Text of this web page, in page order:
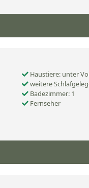
Haustiere: unter
weitere
Badezimmer: 1
Fernseher